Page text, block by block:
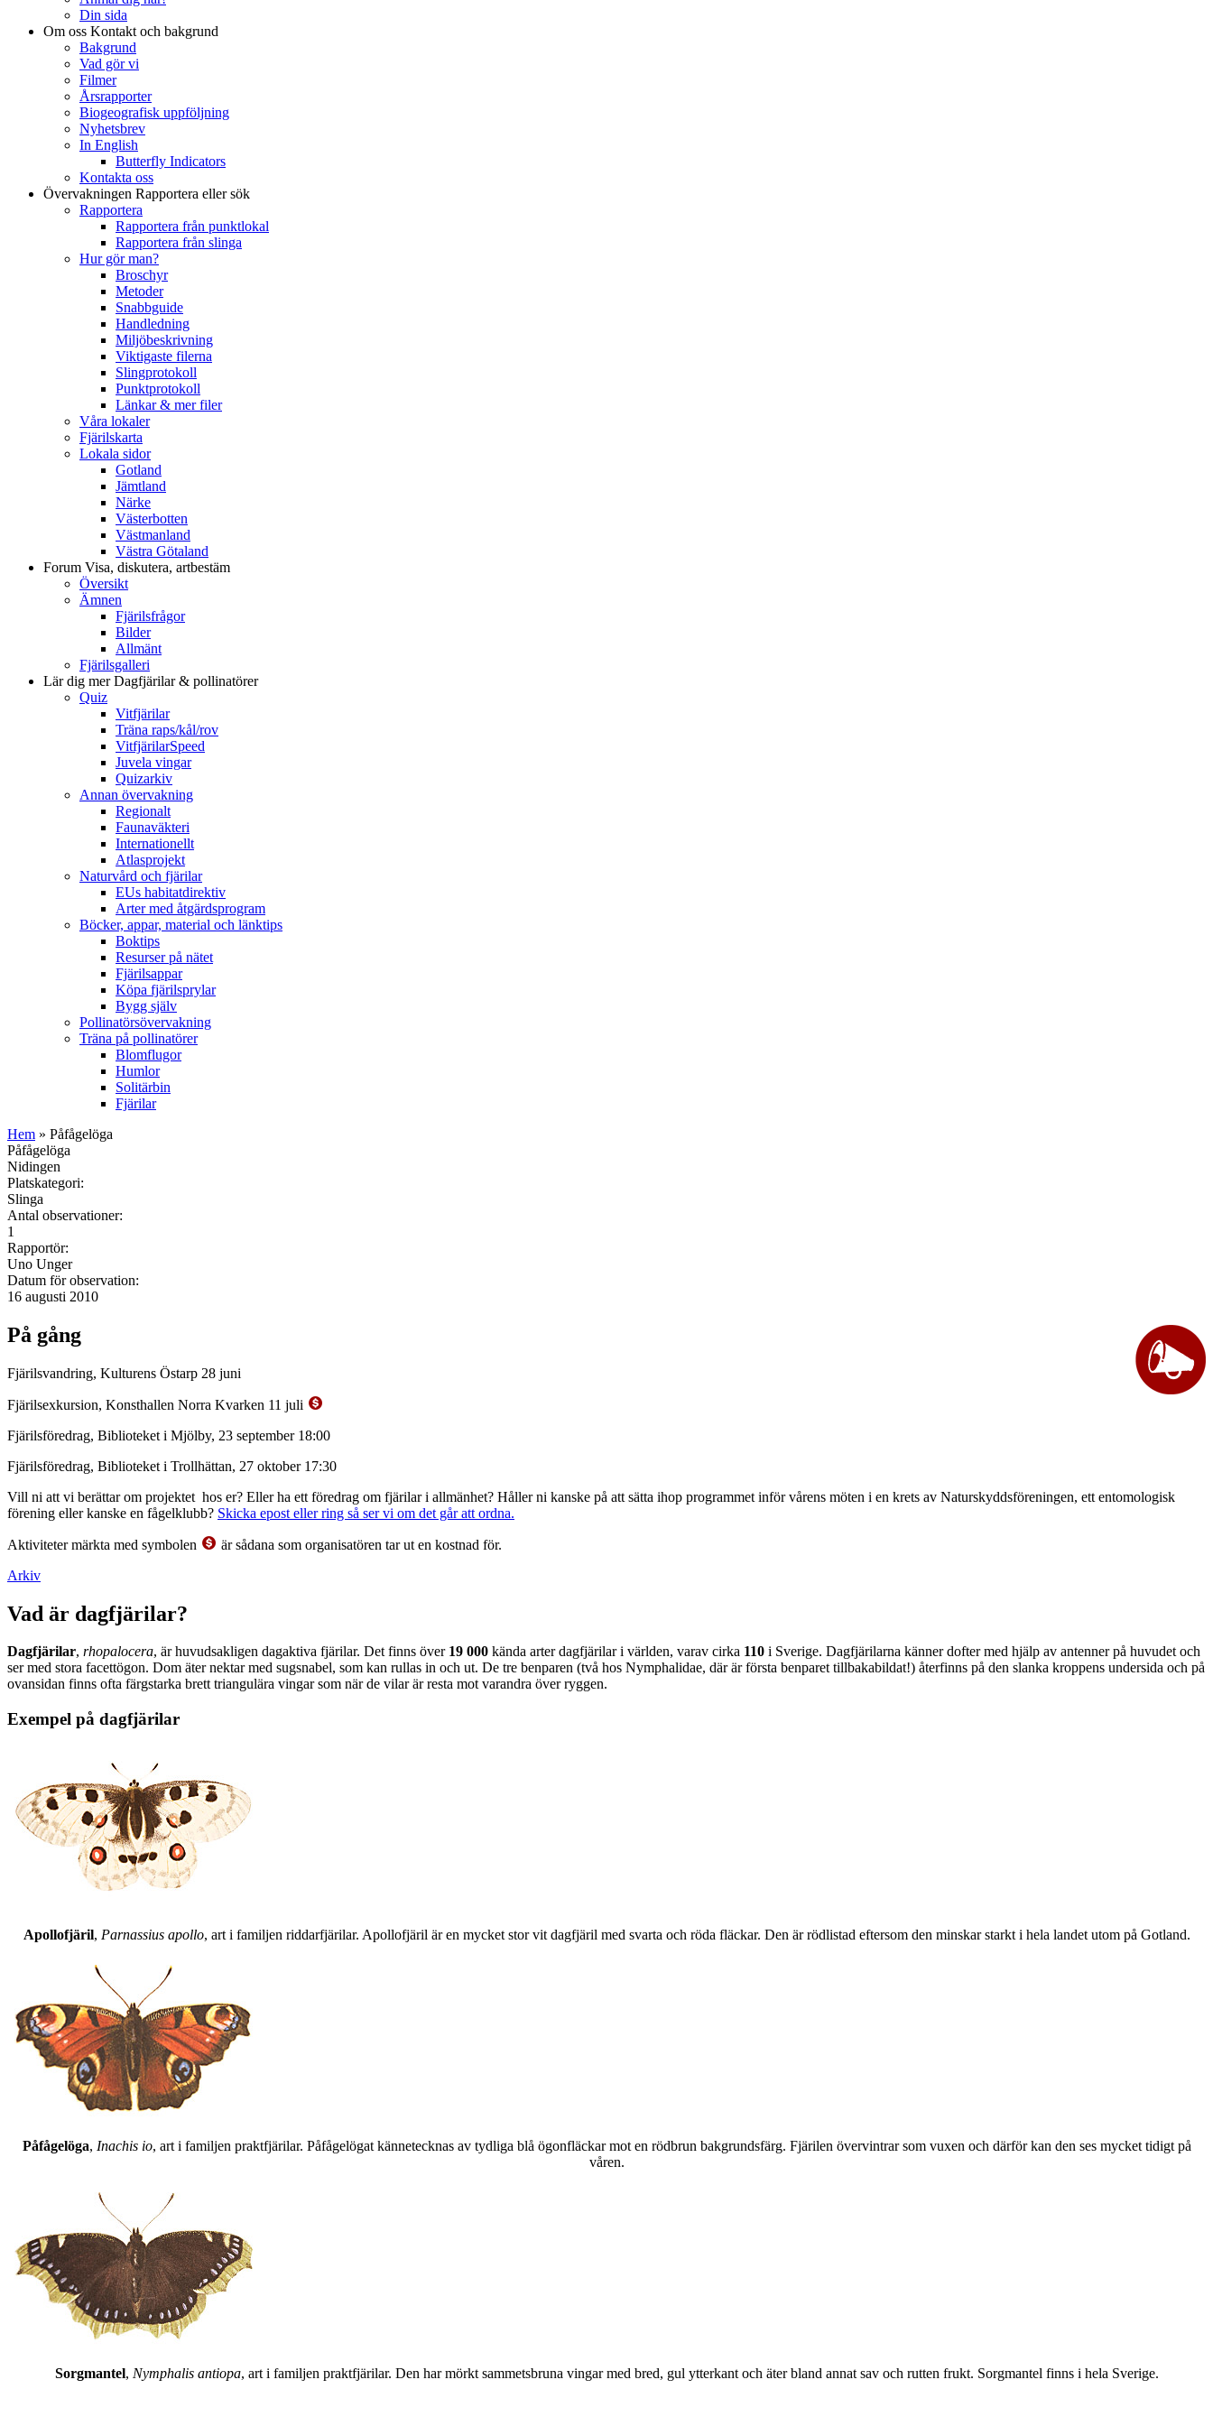
Din sida
Om oss Kontakt och bakgrund
Bakgrund
Vad gör vi
Filmer
Årsrapporter
Biogeografisk uppföljning
Nyhetsbrev
In English
Butterfly Indicators
Kontakta oss
Övervakningen Rapportera eller sök
Rapportera
Rapportera från punktlokal
Rapportera från slinga
Hur gör man?
Broschyr
Metoder
Snabbguide
Handledning
Miljöbeskrivning
Viktigaste filerna
Slingprotokoll
Punktprotokoll
Länkar & mer filer
Våra lokaler
Fjärilskarta
Lokala sidor
Gotland
Jämtland
Närke
Västerbotten
Västmanland
Västra Götaland
Forum Visa, diskutera, artbestäm
Översikt
Ämnen
Fjärilsfrågor
Bilder
Allmänt
Fjärilsgalleri
Lär dig merDagfjärilar & pollinatörer
Quiz
Vitfjärilar
Träna raps/kål/rov
VitfjärilarSpeed
Juvela vingar
Quizarkiv
Annan övervakning
Regionalt
Faunaväkteri
Internationellt
Atlasprojekt
Naturvård och fjärilar
EUs habitatdirektiv
Arter med åtgärdsprogram
Böcker, appar, material och länktips
Boktips
Resurser på nätet
Fjärilsappar
Köpa fjärilsprylar
Bygg själv
Pollinatörsövervakning
Träna på pollinatörer
Blomflugor
Humlor
Solitärbin
Fjärilar
Hem » Påfågelöga
Påfågelöga
Nidingen
Platskategori:
Slinga
Antal observationer:
1
Rapportör:
Uno Unger
Datum för observation:
16 augusti 2010
På gång
Fjärilsvandring, Kulturens Östarp 28 juni
Fjärilsexkursion, Konsthallen Norra Kvarken 11 juli
Fjärilsföredrag, Biblioteket i Mjölby, 23 september 18:00
Fjärilsföredrag, Biblioteket i Trollhättan, 27 oktober 17:30
Vill ni att vi berättar om projektet hos er? Eller ha ett föredrag om fjärilar i allmänhet? Håller ni kanske på att sätta ihop programmet inför vårens möten i en krets av Naturskyddsföreningen, ett entomologisk
förening eller kanske en fågelklubb? Skicka epost eller ring så ser vi om det går att ordna.
Aktiviteter märkta med symbolen
är sådana som organisatören tar ut en kostnad för.
Arkiv
Vad är dagfjärilar?
Dagfjärilar, rhopalocera, är huvudsakligen dagaktiva fjärilar. Det finns över 19 000 kända arter dagfjärilar i världen, varav cirka 110 i Sverige. Dagfjärilarna känner dofter med hjälp av antenner på huvudet och
ser med stora facettögon. Dom äter nektar med sugsnabel, som kan rullas in och ut. De tre benparen (två hos Nymphalidae, där är första benparet tillbakabildat!) återfinns på den slanka kroppens undersida och på
ovansidan finns ofta färgstarka brett triangulära vingar som när de vilar är resta mot varandra över ryggen.
Exempel på dagfjärilar
Apollofjäril, Parnassius apollo, art i familjen riddarfjärilar. Apollofjäril är en mycket stor vit dagfjäril med svarta och röda fläckar. Den är rödlistad eftersom den minskar starkt i hela landet utom på Gotland.
Påfågelöga, Inachis io, art i familjen praktfjärilar. Påfågelögat kännetecknas av tydliga blå ögonfläckar mot en rödbrun bakgrundsfärg. Fjärilen övervintrar som vuxen och därför kan den ses mycket tidigt på
våren.
Sorgmantel, Nymphalis antiopa, art i familjen praktfjärilar. Den har mörkt sammetsbruna vingar med bred, gul ytterkant och äter bland annat sav och rutten frukt. Sorgmantel finns i hela Sverige.